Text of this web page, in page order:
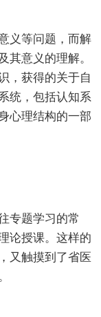
义等问题，而解
其意义的理解。
，获得的关于自
统，包括认知系
心理结构的一部
专题学习的常
论授课。这样的
又触摸到了省医